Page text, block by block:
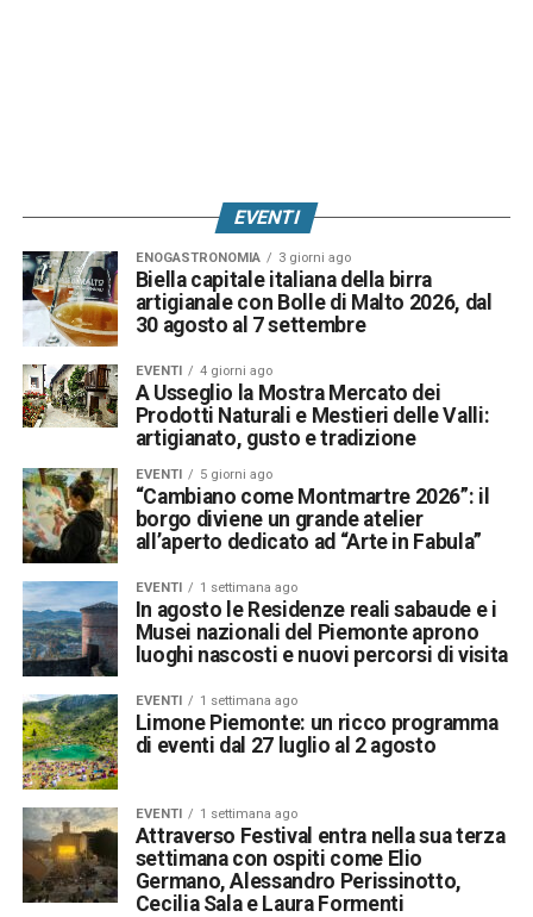
EVENTI
ENOGASTRONOMIA 3 giorni ago
Biella capitale italiana della birra
artigianale con Bolle di Malto 2026, dal
30 agosto al 7 settembre
EVENTI 4 giorni ago
A Usseglio la Mostra Mercato dei
Prodotti Naturali e Mestieri delle Valli:
artigianato, gusto e tradizione
EVENTI 5 giorni ago
“Cambiano come Montmartre 2026”: il
borgo diviene un grande atelier
all’aperto dedicato ad “Arte in Fabula”
EVENTI 1 settimana ago
In agosto le Residenze reali sabaude e i
Musei nazionali del Piemonte aprono
luoghi nascosti e nuovi percorsi di visita
EVENTI 1 settimana ago
Limone Piemonte: un ricco programma
di eventi dal 27 luglio al 2 agosto
EVENTI 1 settimana ago
Attraverso Festival entra nella sua terza
settimana con ospiti come Elio
Germano, Alessandro Perissinotto,
Cecilia Sala e Laura Formenti